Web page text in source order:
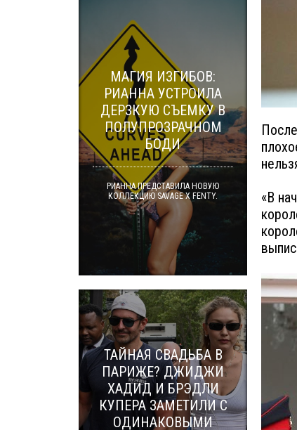
«В
МАГИЯ ИЗГИБОВ:
РИАННА УСТРОИЛА
ДЕРЗКУЮ СЪЕМКУ В
ПОЛУПРОЗРАЧНОМ
БОДИ
РИАННА ПРЕДСТАВИЛА НОВУЮ
КОЛЛЕКЦИЮ SAVAGE X FENTY.
ТАЙНАЯ СВАДЬБА В
ПАРИЖЕ? ДЖИДЖИ
ХАДИД И БРЭДЛИ
КУПЕРА ЗАМЕТИЛИ С
ОДИНАКОВЫМИ